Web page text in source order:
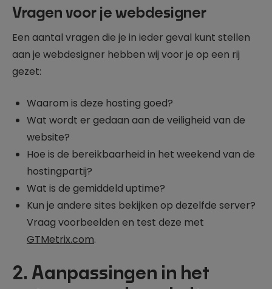
Vragen voor je webdesigner
Een aantal vragen die je in ieder geval kunt stellen
aan je webdesigner hebben wij voor je op een rij
gezet:
Waarom is deze hosting goed?
Wat wordt er gedaan aan de veiligheid van de
website?
Hoe is de bereikbaarheid in het weekend van de
hostingpartij?
Wat is de gemiddeld uptime?
Kun je andere sites bekijken op dezelfde server?
Vraag voorbeelden en test deze met
GTMetrix.com.
2. Aanpassingen in het